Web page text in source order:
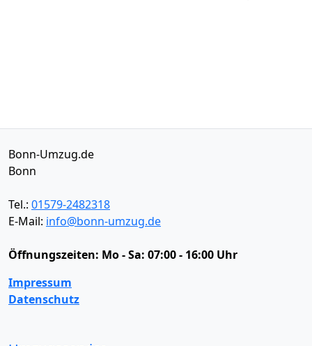
Bonn-Umzug.de
Bonn
Tel.: 01579-2482318
E-Mail: info@bonn-umzug.de
Öffnungszeiten: Mo - Sa: 07:00 - 16:00 Uhr
Impressum
Datenschutz